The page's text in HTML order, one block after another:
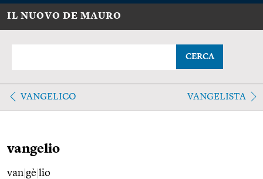
IL NUOVO DE MAURO
CERCA
VANGELICO VANGELISTA
vangelio
van gè lio